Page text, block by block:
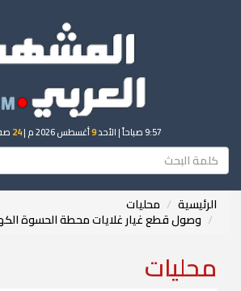
9:57 صباحاً | الأحد9أغسطس 2026 م | 24صفر
الرئيسية محليات
وصول قطع غيار غلايات محطة الحسوة
محليات